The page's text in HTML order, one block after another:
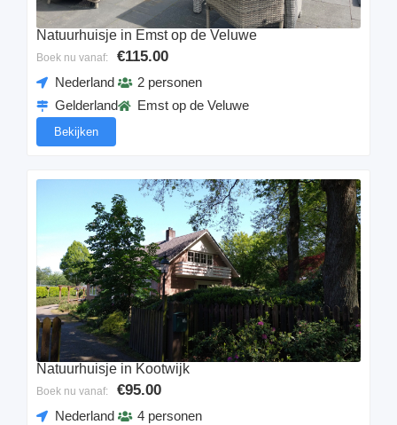
Natuurhuisje in Emst op de Veluwe
Boek nu vanaf: €115.00
Nederland
Gelderland
2 personen
Emst op de Veluwe
Bekijken
Natuurhuisje in Kootwijk
Boek nu vanaf: €95.00
Nederland
4 personen